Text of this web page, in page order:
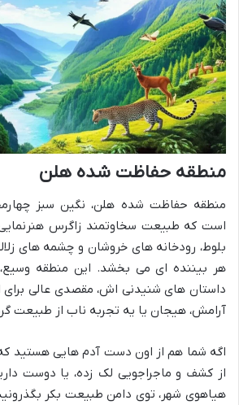
منطقه حفاظت شده هلن
منطقه حفاظت شده هلن، نگین سبز
است که طبیعت سخاوتمند زاگرس
بلوط، رودخانه های خروشان و چشمه های
هر بیننده ای می بخشد. این منطقه
داستان های شنیدنی اش، مقصدی عالی
آرامش، هیجان یا یه تجربه ناب از طبیعت
اگه شما هم از اون دست آدم هایی هستید که
از کشف و ماجراجویی لک زده، یا دوست
هیاهوی شهر، توی دامن طبیعت بکر